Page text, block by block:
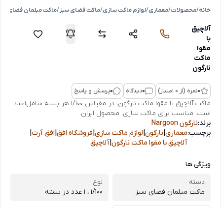
خانه/محصولات/معماری/لوازم ماکت سازی/ماکت فضای سبز/ماکت مبلمان فضای
آلاچیق
با
مقوا
ماکت
نارگون
0نمره (از 0 امتیاز) 0دیدگاه 0پرسش و پاسخ
ماکت آلاچیق با مقوا ماکت نارگون. در مقیاس 1/100 هر بسته شامل1عدد
است. مناسب برای ماکت سازی. محصول ایران.
برند:نارگون Nargoon
برچسب:معماری نارگون لوازم ماکت سازی فروشگاه افق افق آرت
آلاچیق با مقوا ماکت نارگون آلاچیق
ویژگی ها
دسته
ماکت مبلمان فضای سبز
نوع
1/100 ، 1 عدد در بسته